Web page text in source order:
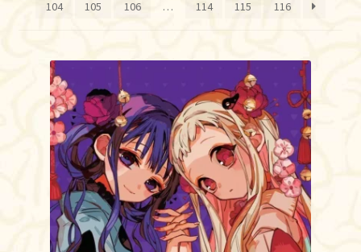
INDEPENDENTES
BLOGÃO DA MONSTRA
Pedidos
Detalhes da conta
104
105 106 … 114 115 116